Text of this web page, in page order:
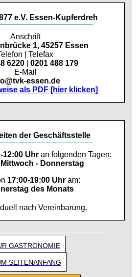
e.V. Essen-Kupferdreh
Anschrift
1, 45257 Essen
| Telefax
6220
0201 488 179
E-Mail
essen.de
als PDF [hier klicken]
der Geschäftsstelle
12:00 Uhran folgenden Tagen:
Mittwoch - Donnerstag
17:00-19:00 Uhr am:
des Monats
nach Vereinbarung.
GASTRONOMIE
SEITENANFANG